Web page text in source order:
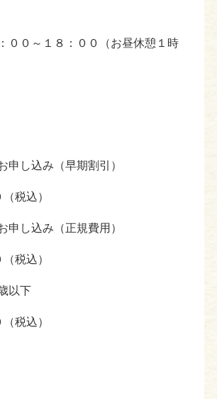
００～１８：００（お昼休憩１時
申し込み（早期割引）
税込）
申し込み（正規費用）
税込）
以下
税込）